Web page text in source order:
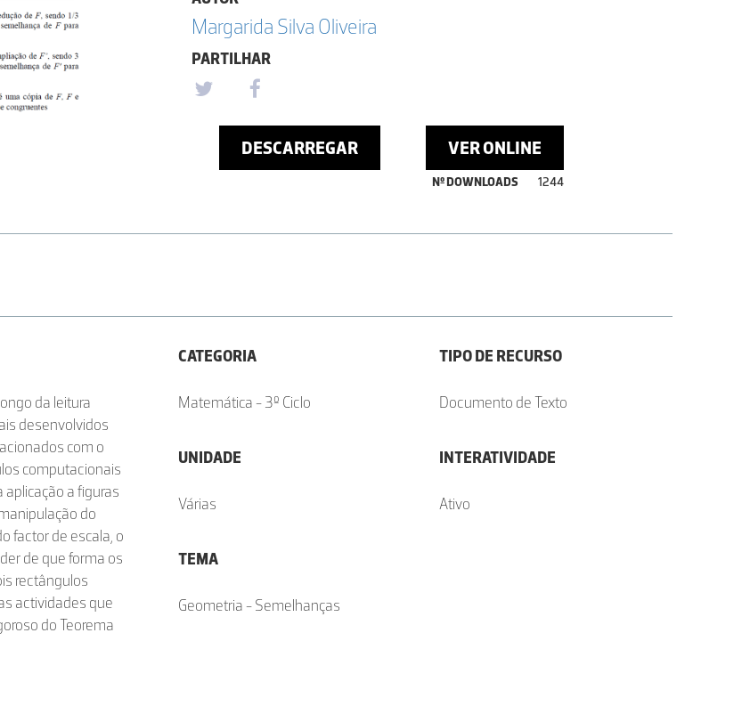
Margarida Silva Oliveira
PARTILHAR
DESCARREGAR VER ONLINE
Nº DOWNLOADS 1244
da leitura
desenvolvidos
com o
computacionais
a figuras
do
factor de escala, o
de que forma os
rectângulos
actividades que
do Teorema
CATEGORIA
Matemática - 3º Ciclo
UNIDADE
Várias
TEMA
Geometria - Semelhanças
TIPO DE RECURSO
Documento de Texto
INTERATIVIDADE
Ativo